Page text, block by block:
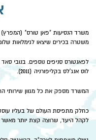
משטרה בכירים שיצאו לגימלאות
לוס אנג'לס בקליפורניה (2011).
המשרד מספק את כל מגוון שירותי
כחלק מתפיסת העולם של בעליו עוסק
לקהל היעד, שרוצה קצת יותר